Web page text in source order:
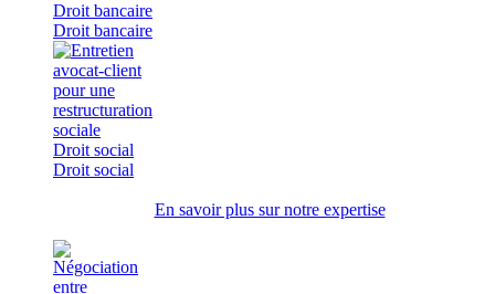
Droit bancaire
Droit bancaire
Droit social
Droit social
En savoir plus sur notre expertise